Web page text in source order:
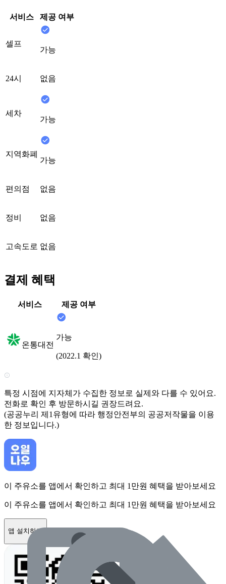
서비스 제공 여부
셀프
가능
24시 없음
세차
가능
지역화폐
가능
편의점 없음
정비 없음
고속도로 없음
결제 혜택
서비스 제공 여부
온통대전
가능
(2022.1 확인)
특정 시점에 지자체가 수집한 정보로 실제와 다를 수 있어요.
전화로 확인 후 방문하시길 권장드려요.
(공공누리 제1유형에 따라 행정안전부의 공공저작물을 이용
한 정보입니다.)
이 주유소를 앱에서 확인하고 최대 1만원 혜택을 받아보세요
이 주유소를 앱에서 확인하고 최대 1만원 혜택을 받아보세요
앱 설치하기